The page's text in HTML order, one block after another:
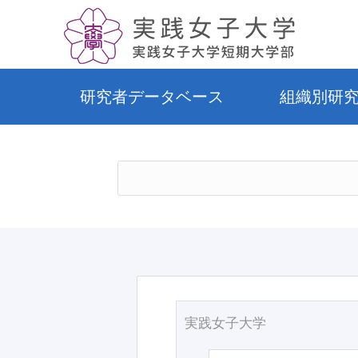
研究者データベース 組織別研
実践女子大学